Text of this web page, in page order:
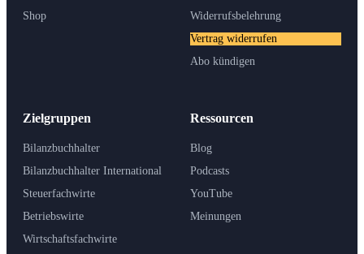
Shop
Zielgruppen
Bilanzbuchhalter
Bilanzbuchhalter International
Steuerfachwirte
Betriebswirte
Wirtschaftsfachwirte
Ressourcen
Blog
Podcasts
YouTube
Meinungen
Widerrufsbelehrung
Vertrag widerrufen
Abo kündigen